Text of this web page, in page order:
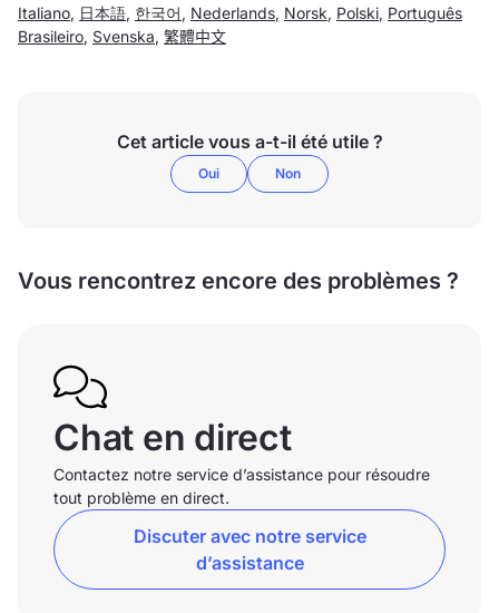
Italiano, 日本語, 한국어 , Nederlands, Norsk, Polski, Português
Brasileiro, Svenska, 繁體中文
Cet article vous a-t-il été utile ?
Oui Non
Vous rencontrez encore des problèmes ?
Chat en direct
Contactez notre service d’assistance pour résoudre
tout problème en direct.
Discuter avec notre service
d’assistance